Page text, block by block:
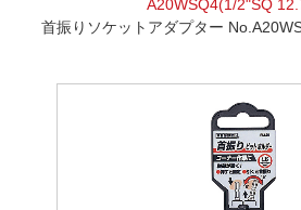
A20WSQ4(1/2"SQ
首振りソケットアダプター